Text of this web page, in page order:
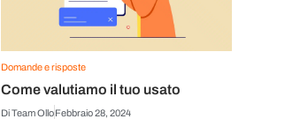
Domande e risposte
Come valutiamo il tuo usato
DiTeam OlloFebbraio 28, 2024